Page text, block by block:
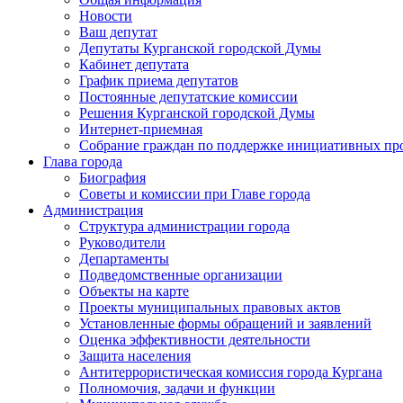
Новости
Ваш депутат
Депутаты Курганской городской Думы
Кабинет депутата
График приема депутатов
Постоянные депутатские комиссии
Решения Курганской городской Думы
Интернет-приемная
Собрание граждан по поддержке инициативных
Глава города
Биография
Советы и комиссии при Главе города
Администрация
Структура администрации города
Руководители
Департаменты
Подведомственные организации
Объекты на карте
Проекты муниципальных правовых актов
Установленные формы обращений и заявлений
Оценка эффективности деятельности
Защита населения
Антитеррористическая комиссия города Кургана
Полномочия, задачи и функции